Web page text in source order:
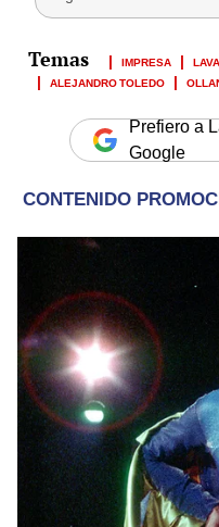
IMPRESA
ALEJANDRO TOLEDO
Prefiero a
Google